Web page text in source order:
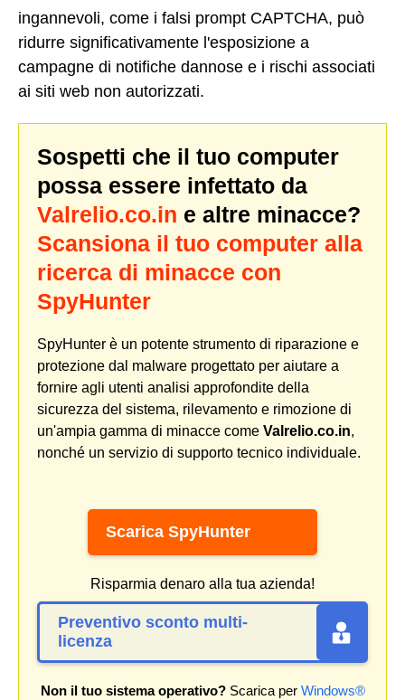
ingannevoli, come i falsi prompt CAPTCHA, può
ridurre significativamente l'esposizione a
campagne di notifiche dannose e i rischi associati
ai siti web non autorizzati.
Sospetti che il tuo computer
possa essere infettato da
Valrelio.co.in e altre minacce?
Scansiona il tuo computer alla
ricerca di minacce con
SpyHunter
SpyHunter è un potente strumento di riparazione e
protezione dal malware progettato per aiutare a
fornire agli utenti analisi approfondite della
sicurezza del sistema, rilevamento e rimozione di
un'ampia gamma di minacce come Valrelio.co.in,
nonché un servizio di supporto tecnico individuale.
Scarica SpyHunter
Risparmia denaro alla tua azienda!
Preventivo sconto multi-
licenza
Non il tuo sistema operativo?Scarica per Windows®